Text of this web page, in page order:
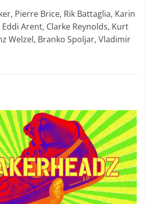
Pierre Brice, Rik Battaglia, Karin
Arent, Clarke Reynolds, Kurt
Welzel, Branko Spoljar, Vladimir